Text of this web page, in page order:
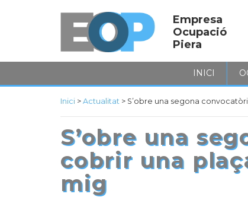
Empresa
Ocupació
Piera
INICI
Inici > Actualitat > S’obre una segona
S’obre una
cobrir una
mig